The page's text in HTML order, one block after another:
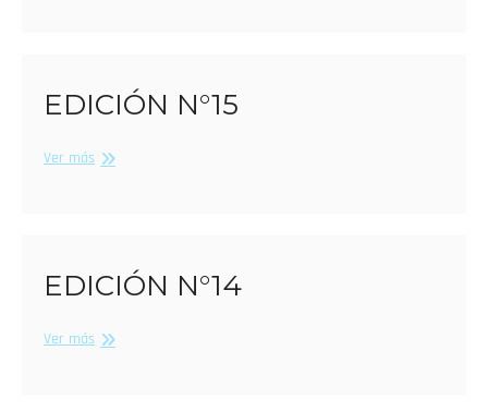
EDICIÓN N°15
Ver másEdición
EDICIÓN N°14
Ver másEdición